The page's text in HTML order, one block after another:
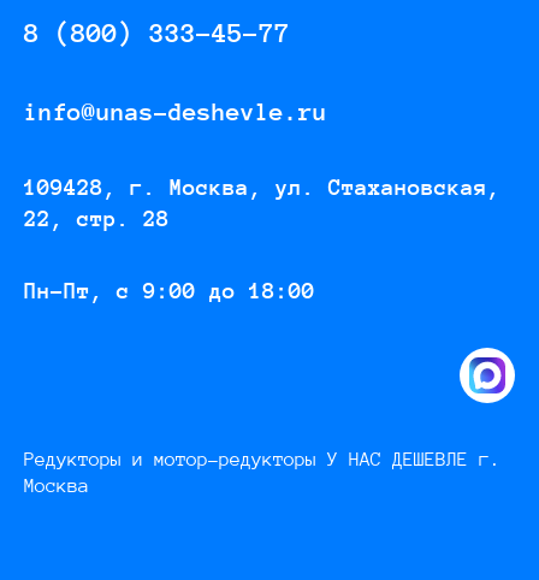
8 (800) 333-45-77
info@unas-deshevle.ru
109428, г. Москва, ул. Стахановская,
22, стр. 28
Пн-Пт, с 9:00 до 18:00
Редукторы и мотор-редукторы У НАС ДЕШЕВЛЕ г.
Москва